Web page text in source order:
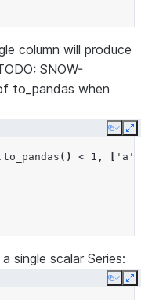
column will produce
SNOW-
to_pandas when
Copy
. to_pandas () < 1 , 'a'
single scalar Series:
Copy